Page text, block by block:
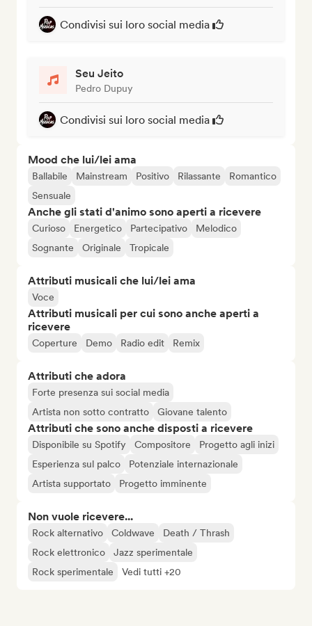
Condivisi sui loro social media
Seu Jeito
Pedro Dupuy
Condivisi sui loro social media
Mood che lui/lei ama
Ballabile Mainstream Positivo Rilassante
Romantico
Sensuale
Anche gli stati d'animo sono aperti a ricevere
Curioso Energetico Partecipativo
Melodico
Sognante
Originale Tropicale
Attributi musicali che lui/lei ama
Voce
Attributi musicali per cui sono anche aperti a
ricevere
Coperture Demo Radio edit Remix
Attributi che adora
Forte presenza sui social media
Artista non sotto contratto
Giovane talento
Attributi che sono anche disposti a ricevere
Disponibile su Spotify Compositore
Progetto agli inizi
Esperienza sul palco
Potenziale internazionale
Artista supportato
Progetto imminente
Non vuole ricevere...
Rock alternativo Coldwave
Death / Thrash
Rock elettronico
Jazz sperimentale
Rock sperimentale
Vedi tutti +20